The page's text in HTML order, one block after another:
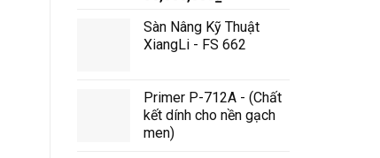
là:
53,200,000₫.
tại
là:
Sàn Nâng Kỹ Thuật
XiangLi - FS 662
Primer P-712A - (Chất
kết dính cho nền gạch
men)